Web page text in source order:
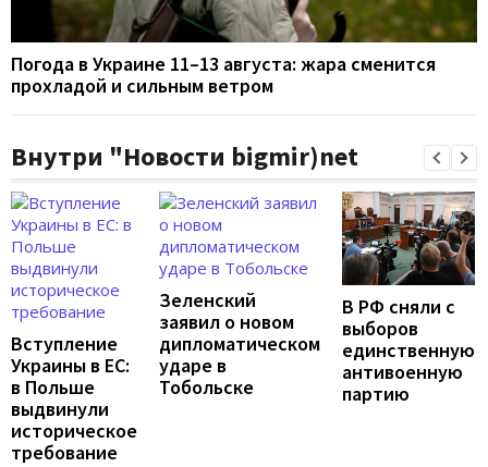
Погода в Украине 11–13 августа: жара сменится
прохладой и сильным ветром
Внутри "Новости bigmir)net
Вступление
Украины в ЕС:
в Польше
выдвинули
историческое
требование
Зеленский
заявил о новом
дипломатическом
ударе в
Тобольске
В РФ сняли с
выборов
единственную
антивоенную
партию